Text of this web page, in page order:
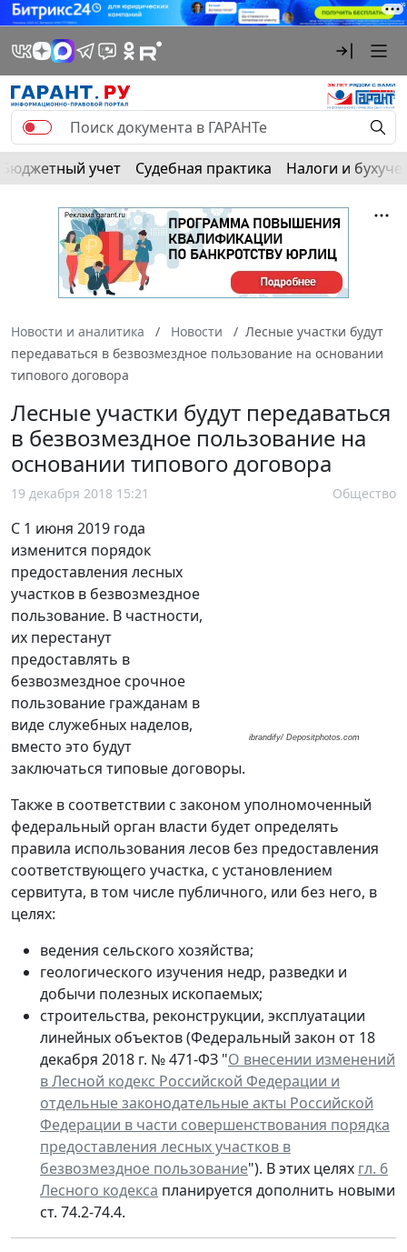
Бюджетный учет Судебная практика Налоги и
Новости и аналитика Новости
Лесные участки будут
передаваться в безвозмездное пользование на основании
типового договора
Лесные участки будут передаваться
в безвозмездное пользование на
основании типового договора
19 декабря 2018 15:21 Общество
ibrandify/ Depositphotos.com
С 1 июня 2019 года
изменится порядок
предоставления лесных
участков в безвозмездное
пользование. В частности,
их перестанут
предоставлять в
безвозмездное срочное
пользование гражданам в
виде служебных наделов,
вместо это будут
заключаться типовые договоры.
Также в соответствии с законом уполномоченный
федеральный орган власти будет определять
правила использования лесов без предоставления
соответствующего участка, с установлением
сервитута, в том числе публичного, или без него, в
целях:
ведения сельского хозяйства;
геологического изучения недр, разведки и
добычи полезных ископаемых;
строительства, реконструкции, эксплуатации
линейных объектов (Федеральный закон от 18
декабря 2018 г. № 471-ФЗ "О внесении изменений
в Лесной кодекс Российской Федерации и
отдельные законодательные акты Российской
Федерации в части совершенствования порядка
предоставления лесных участков в
безвозмездное пользование"). В этих целях гл. 6
Лесного кодекса планируется дополнить новыми
ст. 74.2-74.4.